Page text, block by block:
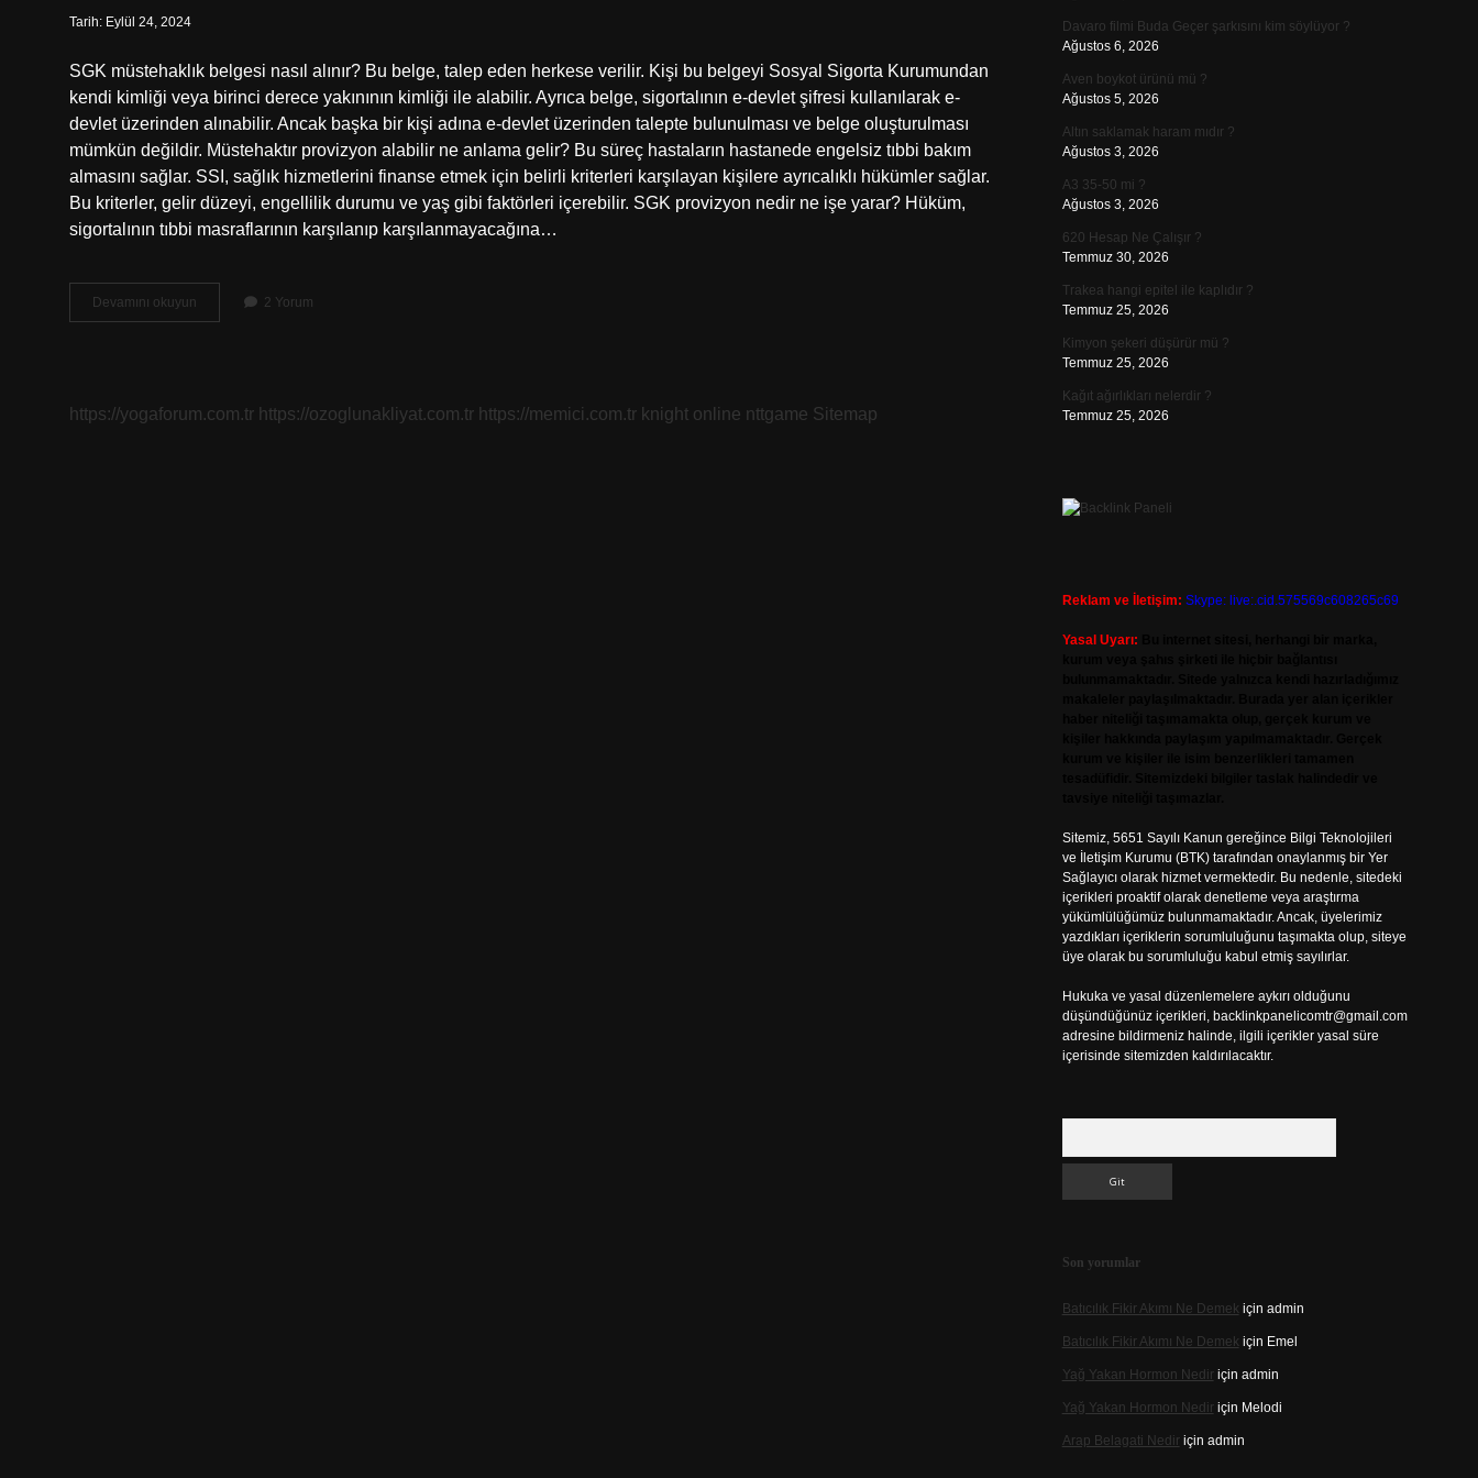
Tarih: Eylül 24, 2024
SGK müstehaklık belgesi nasıl alınır? Bu belge, talep eden herkese verilir. Kişi bu belgeyi Sosyal Sigorta Kurumundan
kendi kimliği veya birinci derece yakınının kimliği ile alabilir. Ayrıca belge, sigortalının e-devlet şifresi kullanılarak e-
devlet üzerinden alınabilir. Ancak başka bir kişi adına e-devlet üzerinden talepte bulunulması ve belge oluşturulması
mümkün değildir. Müstehaktır provizyon alabilir ne anlama gelir? Bu süreç hastaların hastanede engelsiz tıbbi bakım
almasını sağlar. SSI, sağlık hizmetlerini finanse etmek için belirli kriterleri karşılayan kişilere ayrıcalıklı hükümler sağlar.
Bu kriterler, gelir düzeyi, engellilik durumu ve yaş gibi faktörleri içerebilir. SGK provizyon nedir ne işe yarar? Hüküm,
sigortalının tıbbi masraflarının karşılanıp karşılanmayacağına…
Devamını okuyun
Müsatahak
2 Yorum
https://yogaforum.com.tr https://ozoglunakliyat.com.tr https://memici.com.tr knight online nttgame Sitemap
Davaro filmi Buda Geçer şarkısını kim söylüyor ?
Ağustos 6, 2026
Aven boykot ürünü mü ?
Ağustos 5, 2026
Altın saklamak haram mıdır ?
Ağustos 3, 2026
A3 35-50 mi ?
Ağustos 3, 2026
620 Hesap Ne Çalışır ?
Temmuz 30, 2026
Trakea hangi epitel ile kaplıdır ?
Temmuz 25, 2026
Kimyon şekeri düşürür mü ?
Temmuz 25, 2026
Kağıt ağırlıkları nelerdir ?
Temmuz 25, 2026
Reklam ve İletişim: Skype: live:.cid.575569c608265c69
Yasal Uyarı:
Sitemiz, 5651 Sayılı Kanun gereğince Bilgi Teknolojileri
ve İletişim Kurumu (BTK) tarafından onaylanmış bir Yer
Sağlayıcı olarak hizmet vermektedir. Bu nedenle, sitedeki
içerikleri proaktif olarak denetleme veya araştırma
yükümlülüğümüz bulunmamaktadır. Ancak, üyelerimiz
yazdıkları içeriklerin sorumluluğunu taşımakta olup, siteye
üye olarak bu sorumluluğu kabul etmiş sayılırlar.
Hukuka ve yasal düzenlemelere aykırı olduğunu
düşündüğünüz içerikleri, backlinkpanelicomtr@gmail.com
adresine bildirmeniz halinde, ilgili içerikler yasal süre
içerisinde sitemizden kaldırılacaktır.
Son yorumlar
Batıcılık Fikir Akımı Ne Demek için admin
Batıcılık Fikir Akımı Ne Demek için Emel
Yağ Yakan Hormon Nediriçin admin
Yağ Yakan Hormon Nediriçin Melodi
Arap Belagati Nediriçin admin